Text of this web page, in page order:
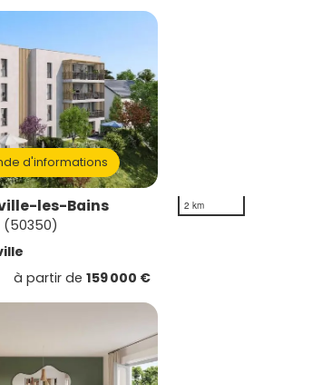
d'informations
les-Bains
(50350)
à partir de 159 000 €
2 km